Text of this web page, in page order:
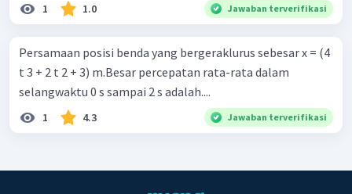
1 1.0 Jawaban terverifikasi
Persamaan posisi benda yang bergeraklurus sebesar x = (4
t 3 + 2 t 2 + 3) m.Besar percepatan rata-rata dalam
selangwaktu 0 s sampai 2 s adalah....
1 4.3 Jawaban terverifikasi